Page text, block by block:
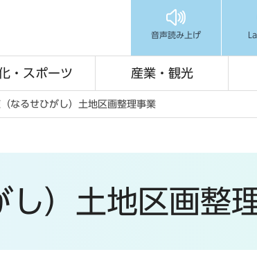
音声読み上げ
・スポーツ 産業・観光
なるせひがし）土地区画整理事業
し）土地区画整